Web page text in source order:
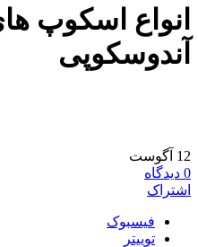
انواع اسکوپ
آندوسکوپی
12 آگوست
0 دیدگاه
اشتراک
فیسبوک
توییتر